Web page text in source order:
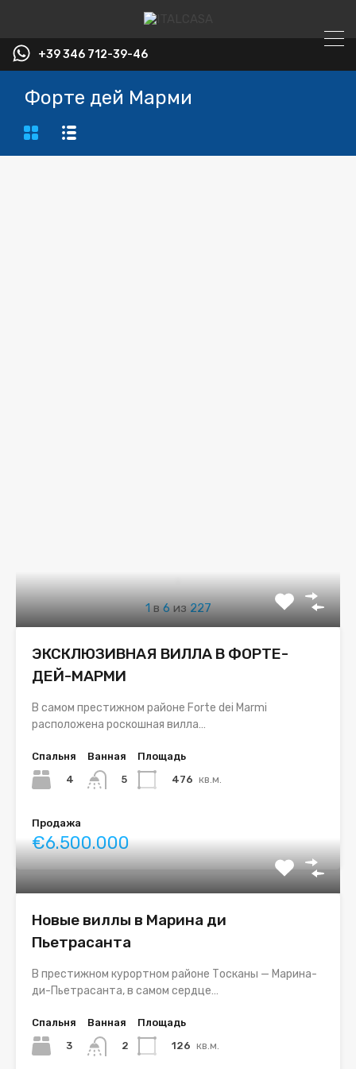
+39 346 712-39-46
Форте дей Марми
1 в6 из227
ЭКСКЛЮЗИВНАЯ ВИЛЛА В ФОРТЕ-
ДЕЙ-МАРМИ
В самом престижном районе Forte dei Marmi
расположена роскошная вилла…
Спальня
4
Ванная
5
Площадь
476 кв.м.
Продажа
€6.500.000
Новые виллы в Марина ди
Пьетрасанта
В престижном курортном районе Тосканы — Марина-
ди-Пьетрасанта, в самом сердце…
Спальня
3
Ванная
2
Площадь
126 кв.м.